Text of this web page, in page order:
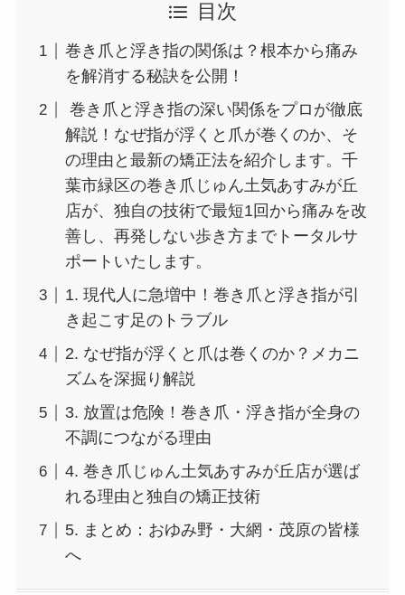
目次
巻き爪と浮き指の関係は？根本から痛み
を解消する秘訣を公開！
巻き爪と浮き指の深い関係をプロが徹底
解説！なぜ指が浮くと爪が巻くのか、そ
の理由と最新の矯正法を紹介します。千
葉市緑区の巻き爪じゅん土気あすみが丘
店が、独自の技術で最短1回から痛みを改
善し、再発しない歩き方までトータルサ
ポートいたします。
1. 現代人に急増中！巻き爪と浮き指が引
き起こす足のトラブル
2. なぜ指が浮くと爪は巻くのか？メカニ
ズムを深掘り解説
3. 放置は危険！巻き爪・浮き指が全身の
不調につながる理由
4. 巻き爪じゅん土気あすみが丘店が選ば
れる理由と独自の矯正技術
5. まとめ：おゆみ野・大網・茂原の皆様
へ